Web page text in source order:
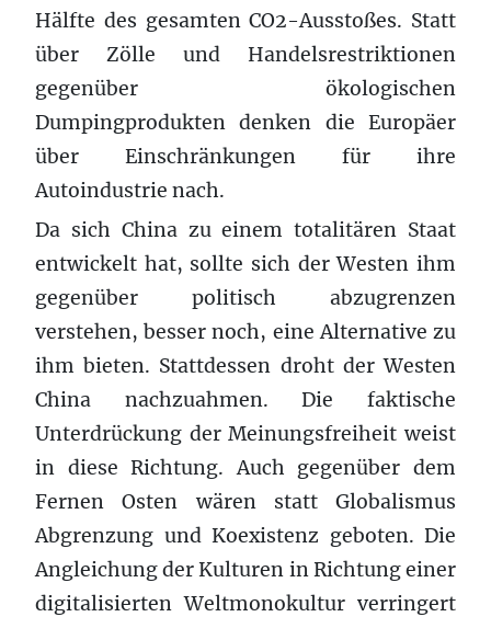
Hälfte des gesamten CO2-Ausstoßes. Statt
über Zölle und Handelsrestriktionen
gegenüber ökologischen
Dumpingprodukten denken die Europäer
über Einschränkungen für ihre
Autoindustrie nach.
Da sich China zu einem totalitären Staat
entwickelt hat, sollte sich der Westen ihm
gegenüber politisch abzugrenzen
verstehen, besser noch, eine Alternative zu
ihm bieten. Stattdessen droht der Westen
China nachzuahmen. Die faktische
Unterdrückung der Meinungsfreiheit weist
in diese Richtung. Auch gegenüber dem
Fernen Osten wären statt Globalismus
Abgrenzung und Koexistenz geboten. Die
Angleichung der Kulturen in Richtung einer
digitalisierten Weltmonokultur verringert